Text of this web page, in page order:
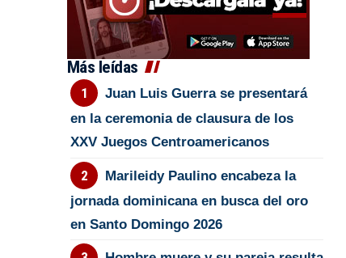
Más leídas
Juan Luis Guerra se presentará
en la ceremonia de clausura de los
XXV Juegos Centroamericanos
Marileidy Paulino encabeza la
jornada dominicana en busca del oro
en Santo Domingo 2026